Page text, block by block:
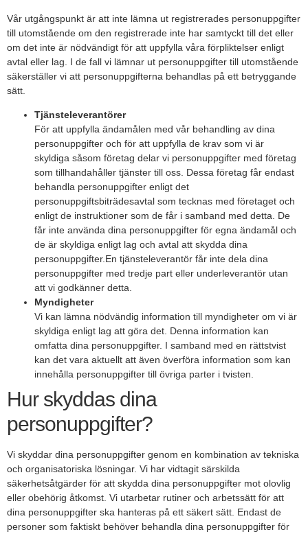
Vår utgångspunkt är att inte lämna ut registrerades personuppgifter
till utomstående om den registrerade inte har samtyckt till det eller
om det inte är nödvändigt för att uppfylla våra förpliktelser enligt
avtal eller lag. I de fall vi lämnar ut personuppgifter till utomstående
säkerställer vi att personuppgifterna behandlas på ett betryggande
sätt.
Tjänsteleverantörer
För att uppfylla ändamålen med vår behandling av dina
personuppgifter och för att uppfylla de krav som vi är
skyldiga såsom företag delar vi personuppgifter med företag
som tillhandahåller tjänster till oss. Dessa företag får endast
behandla personuppgifter enligt det
personuppgiftsbiträdesavtal som tecknas med företaget och
enligt de instruktioner som de får i samband med detta. De
får inte använda dina personuppgifter för egna ändamål och
de är skyldiga enligt lag och avtal att skydda dina
personuppgifter.En tjänsteleverantör får inte dela dina
personuppgifter med tredje part eller underleverantör utan
att vi godkänner detta.
Myndigheter
Vi kan lämna nödvändig information till myndigheter om vi är
skyldiga enligt lag att göra det. Denna information kan
omfatta dina personuppgifter. I samband med en rättstvist
kan det vara aktuellt att även överföra information som kan
innehålla personuppgifter till övriga parter i tvisten.
Hur skyddas dina
personuppgifter?
Vi skyddar dina personuppgifter genom en kombination av tekniska
och organisatoriska lösningar. Vi har vidtagit särskilda
säkerhetsåtgärder för att skydda dina personuppgifter mot olovlig
eller obehörig åtkomst. Vi utarbetar rutiner och arbetssätt för att
dina personuppgifter ska hanteras på ett säkert sätt. Endast de
personer som faktiskt behöver behandla dina personuppgifter för